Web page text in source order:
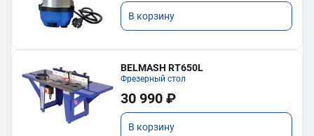
В корзину
BELMASH RT650L
Фрезерный стол
30 990 ₽
В корзину